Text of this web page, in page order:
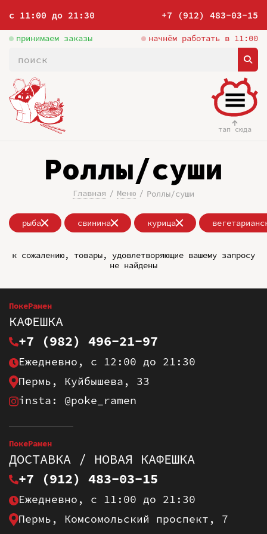
с 11:00 до 21:30 +7 (912) 483-03-15
принимаем заказы начнём работать в 11:00
тап сюда
Роллы/суши
Главная Меню Роллы/суши
рыба свинина курица
к сожалению, товары, удовлетворяющие вашему запросу
не найдены
ПокеРамен
КАФЕШКА
+7 (982) 496-21-97
Ежедневно, с 12:00 до 21:30
Пермь, Куйбышева, 33
insta: @poke_ramen
ПокеРамен
ДОСТАВКА / НОВАЯ КАФЕШКА
+7 (912) 483-03-15
Ежедневно, с 11:00 до 21:30
Пермь, Комсомольский проспект, 7